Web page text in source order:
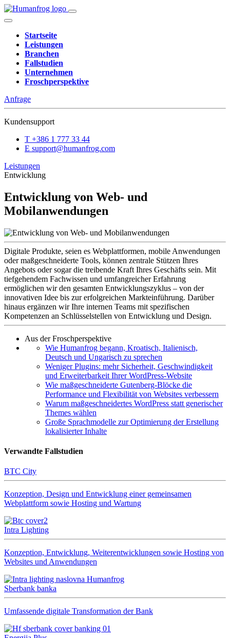
Startseite
Leistungen
Branchen
Fallstudien
Unternehmen
Froschperspektive
Anfrage
Kundensupport
T +386 1 777 33 44
E support@humanfrog.com
Leistungen
Entwicklung
Entwicklung von Web- und
Mobilanwendungen
Digitale Produkte, seien es Webplattformen, mobile Anwendungen
oder maßgeschneiderte Tools, können zentrale Stützen Ihres
Angebots oder sogar die treibende Kraft Ihres Geschäfts sein. Mit
tiefgehendem Fachwissen und umfangreicher Erfahrung
ermöglichen wir den gesamten Entwicklungszyklus – von der
innovativen Idee bis zur erfolgreichen Markteinführung. Darüber
hinaus ergänzen wir Ihre internen Teams mit spezifischen
Kompetenzen an Schlüsselstellen von Entwicklung und Design.
Aus der Froschperspektive
Wie Humanfrog begann, Kroatisch, Italienisch,
Deutsch und Ungarisch zu sprechen
Weniger Plugins: mehr Sicherheit, Geschwindigkeit
und Erweiterbarkeit Ihrer WordPress-Website
Wie maßgeschneiderte Gutenberg-Blöcke die
Performance und Flexibilität von Websites verbessern
Warum maßgeschneidertes WordPress statt generischer
Themes wählen
Große Sprachmodelle zur Optimierung der Erstellung
lokalisierter Inhalte
Verwandte Fallstudien
BTC City
Konzeption, Design und Entwicklung einer gemeinsamen
Webplattform sowie Hosting und Wartung
Intra Lighting
Konzeption, Entwicklung, Weiterentwicklungen sowie Hosting von
Websites und Anwendungen
Sberbank banka
Umfassende digitale Transformation der Bank